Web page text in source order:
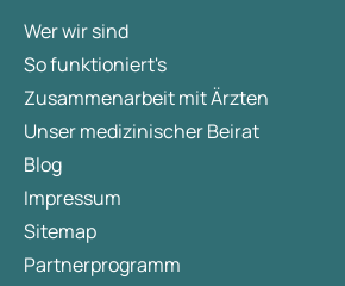
Wer wir sind
So funktioniert's
Zusammenarbeit mit Ärzten
Unser medizinischer Beirat
Blog
Impressum
Sitemap
Partnerprogramm